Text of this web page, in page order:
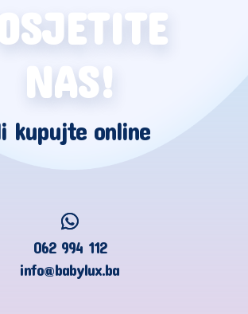
NAS!
kupujte online
062 994 112
info@babylux.ba